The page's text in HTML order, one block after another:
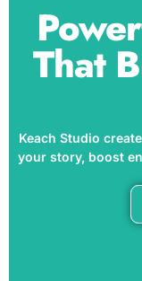
That
Keach Studio
your story, boost